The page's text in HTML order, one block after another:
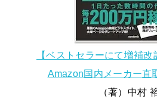
【ベストセラーにて増補改
Amazon国内メーカー直
（著）中村